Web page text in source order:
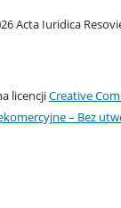
Acta Iuridica
licencjiCreative
– Bez